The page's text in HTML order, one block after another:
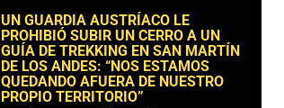
UN GUARDIA AUSTRÍACO LE
PROHIBIÓ SUBIR UN CERRO A UN
GUÍA DE TREKKING EN SAN MARTÍN
DE LOS ANDES: “NOS ESTAMOS
QUEDANDO AFUERA DE NUESTRO
PROPIO TERRITORIO”